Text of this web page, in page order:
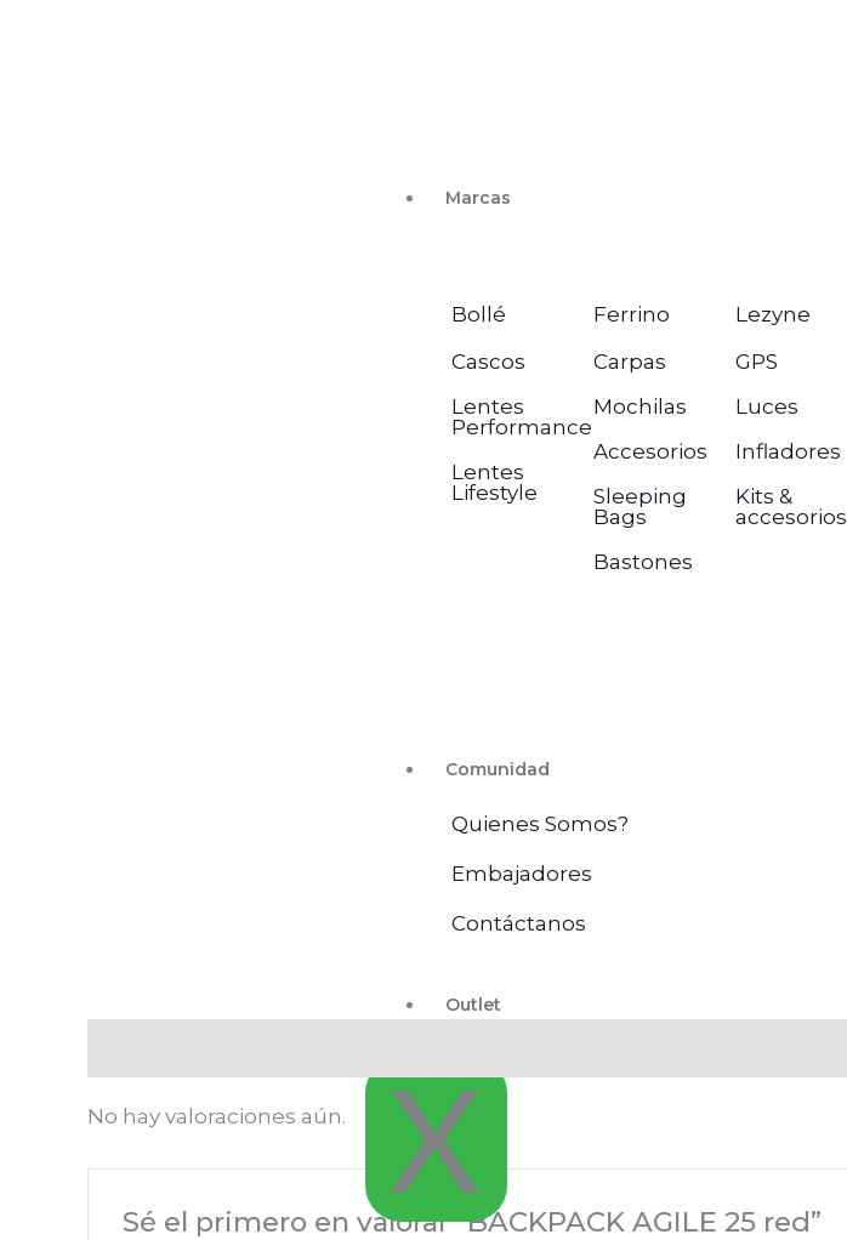
Marcas
Bollé
Cascos
Lentes
Performance
Lentes
Lifestyle
Ferrino
Carpas
Mochilas
Accesorios
Sleeping
Bags
Bastones
Lezyne
GPS
Luces
Infladores
Kits &
accesorios
Comunidad
Quienes Somos?
Embajadores
Contáctanos
Outlet
X
No hay valoraciones aún.
Sé el primero en valorar “BACKPACK AGILE 25 red”